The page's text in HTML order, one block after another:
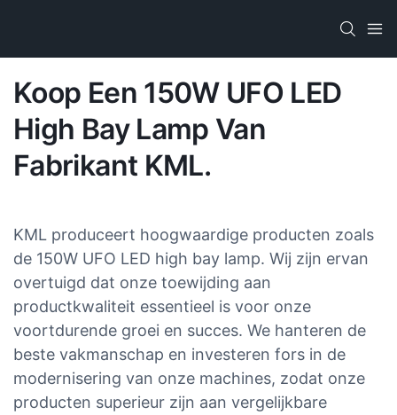
Koop Een 150W UFO LED
High Bay Lamp Van
Fabrikant KML.
KML produceert hoogwaardige producten zoals
de 150W UFO LED high bay lamp. Wij zijn ervan
overtuigd dat onze toewijding aan
productkwaliteit essentieel is voor onze
voortdurende groei en succes. We hanteren de
beste vakmanschap en investeren fors in de
modernisering van onze machines, zodat onze
producten superieur zijn aan vergelijkbare